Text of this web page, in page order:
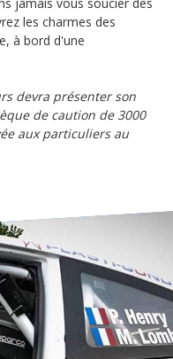
les charmes des
à bord d'une
devra présenter son
de caution de 3000
aux particuliers au